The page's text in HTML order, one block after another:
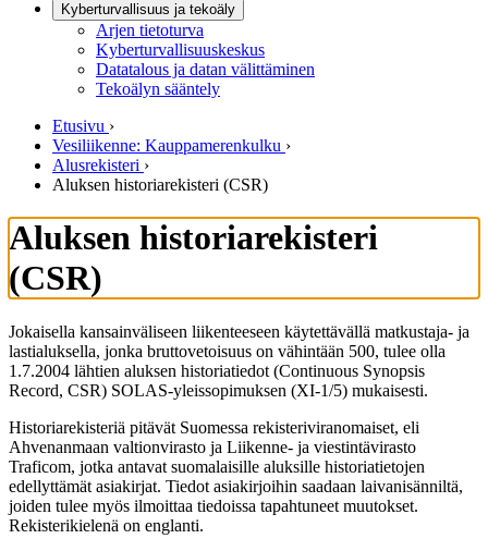
Kyberturvallisuus ja tekoäly
Arjen tietoturva
Kyberturvallisuuskeskus
Datatalous ja datan välittäminen
Tekoälyn sääntely
Etusivu ›
Vesiliikenne: Kauppamerenkulku ›
Alusrekisteri ›
Aluksen historiarekisteri (CSR)
Aluksen historiarekisteri
(CSR)
Jokaisella kansainväliseen liikenteeseen käytettävällä matkustaja- ja
lastialuksella, jonka bruttovetoisuus on vähintään 500, tulee olla
1.7.2004 lähtien aluksen historiatiedot (Continuous Synopsis
Record, CSR) SOLAS-yleissopimuksen (XI-1/5) mukaisesti.
Historiarekisteriä pitävät Suomessa rekisteriviranomaiset, eli
Ahvenanmaan valtionvirasto ja Liikenne- ja viestintävirasto
Traficom, jotka antavat suomalaisille aluksille historiatietojen
edellyttämät asiakirjat. Tiedot asiakirjoihin saadaan laivanisänniltä,
joiden tulee myös ilmoittaa tiedoissa tapahtuneet muutokset.
Rekisterikielenä on englanti.